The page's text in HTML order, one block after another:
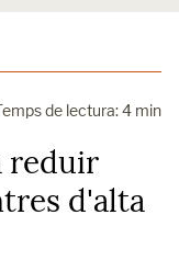
de lectura: 4 min
reduir
d'alta